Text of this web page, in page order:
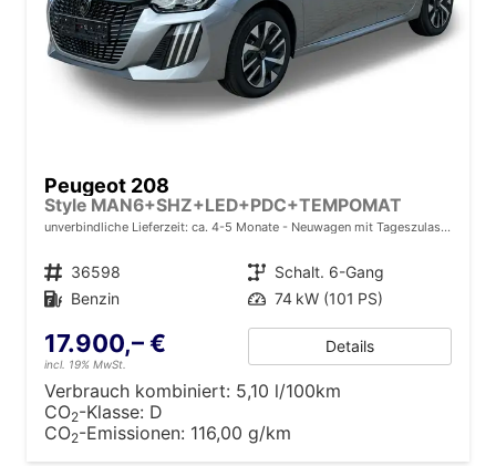
Peugeot 208
Style MAN6+SHZ+LED+PDC+TEMPOMAT
unverbindliche Lieferzeit: ca. 4-5 Monate Neuwagen mit Tageszulassung
Fahrzeugnr. 36598 Getriebe Schalt. 6-Gang
Kraftstoff Benzin Leistung 74 kW (101 PS)
17.900,– €
incl. 19% MwSt.
Details
Verbrauch kombiniert: 5,10 l/100km
CO2-Klasse: D
CO2-Emissionen: 116,00 g/km